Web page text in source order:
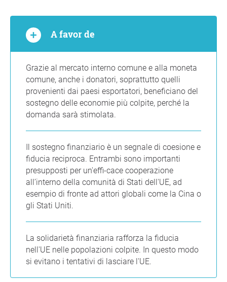
A favor de
Grazie al mercato interno comune e alla moneta
comune, anche i donatori, soprattutto quelli
provenienti dai paesi esportatori, beneficiano del
sostegno delle economie più colpite, perché la
domanda sarà stimolata.
Il sostegno finanziario è un segnale di coesione e
fiducia reciproca. Entrambi sono importanti
presupposti per un'effi-cace cooperazione
all’interno della comunità di Stati dell'UE, ad
esempio di fronte ad attori globali come la Cina o
gli Stati Uniti.
La solidarietà finanziaria rafforza la fiducia
nell'UE nelle popolazioni colpite. In questo modo
si evitano i tentativi di lasciare l'UE.